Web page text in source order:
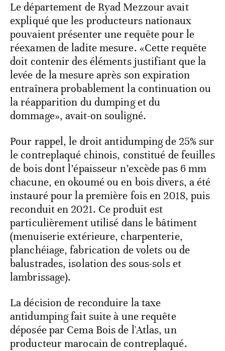
Le département de Ryad Mezzour avait
expliqué que les producteurs nationaux
pouvaient présenter une requête pour le
réexamen de ladite mesure. «Cette requête
doit contenir des éléments justifiant que la
levée de la mesure après son expiration
entraînera probablement la continuation ou
la réapparition du dumping et du
dommage», avait-on souligné.
Pour rappel, le droit antidumping de 25% sur
le contreplaqué chinois, constitué de feuilles
de bois dont l’épaisseur n’excède pas 6 mm
chacune, en okoumé ou en bois divers, a été
instauré pour la première fois en 2018, puis
reconduit en 2021. Ce produit est
particulièrement utilisé dans le bâtiment
(menuiserie extérieure, charpenterie,
planchéiage, fabrication de volets ou de
balustrades, isolation des sous-sols et
lambrissage).
La décision de reconduire la taxe
antidumping fait suite à une requête
déposée par Cema Bois de l'Atlas, un
producteur marocain de contreplaqué.